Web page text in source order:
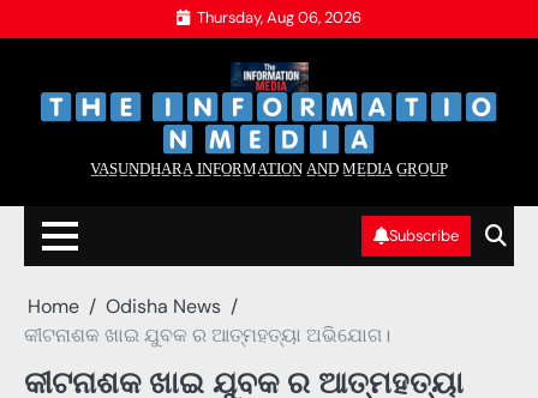
to
Thursday, Aug 06, 2026
V̲A̲S̲U̲N̲D̲H̲A̲R̲A̲ I̲N̲F̲O̲R̲M̲A̲T̲I̲O̲N̲ A̲N̲D̲ M̲E̲D̲I̲A̲ G̲R̲O̲U̲P̲
Subscribe
Home
Odisha News
କୀଟନାଶକ ଖାଇ ଯୁବକ ର ଆତ୍ମହତ୍ୟା ଅଭିଯୋଗ।
କୀଟନାଶକ ଖାଇ ଯୁବକ ର ଆତ୍ମହତ୍ୟା